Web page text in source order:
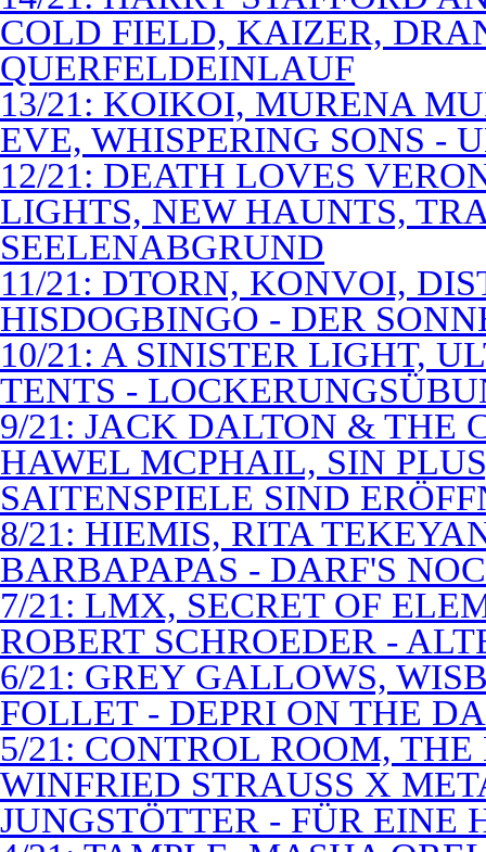
COLD FIELD, KAIZER,
QUERFELDEINLAUF
13/21: KOIKOI, MURENA
EVE, WHISPERING SONS -
12/21: DEATH LOVES
LIGHTS, NEW HAUNTS,
SEELENABGRUND
11/21: DTORN, KONVOI,
HISDOGBINGO - DER
10/21: A SINISTER LIGHT,
TENTS -
9/21: JACK DALTON & THE
HAWEL MCPHAIL, SIN
SAITENSPIELE SIND
8/21: HIEMIS, RITA
BARBAPAPAS - DARF'S
7/21: LMX, SECRET OF
ROBERT SCHROEDER -
6/21: GREY GALLOWS,
FOLLET - DEPRI ON THE
5/21: CONTROL ROOM,
WINFRIED STRAUSS X
JUNGSTÖTTER - FÜR EINE